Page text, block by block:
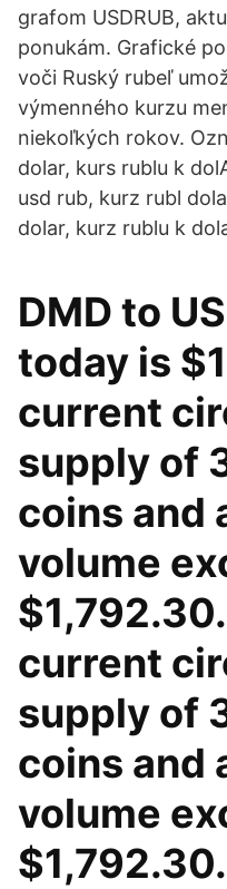
grafom USDRUB,
ponukám. Grafické
voči Ruský rubeľ
výmenného kurzu
niekoľkých rokov.
dolar, kurs rublu k
usd rub, kurz rubl
dolar, kurz rublu k
DMD to
today is
current
supply of
coins and
volume
current
supply of
coins and
volume
$1,792.30.